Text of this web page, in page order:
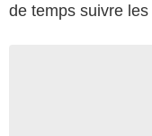
de temps suivre